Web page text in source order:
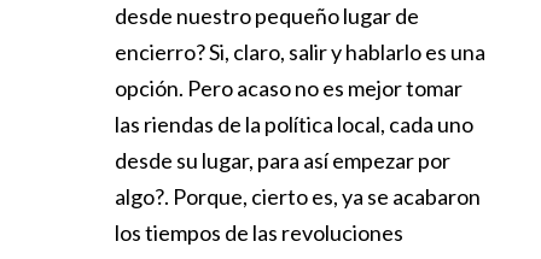
desde nuestro pequeño lugar de
encierro? Si, claro, salir y hablarlo es una
opción. Pero acaso no es mejor tomar
las riendas de la política local, cada uno
desde su lugar, para así empezar por
algo?. Porque, cierto es, ya se acabaron
los tiempos de las revoluciones